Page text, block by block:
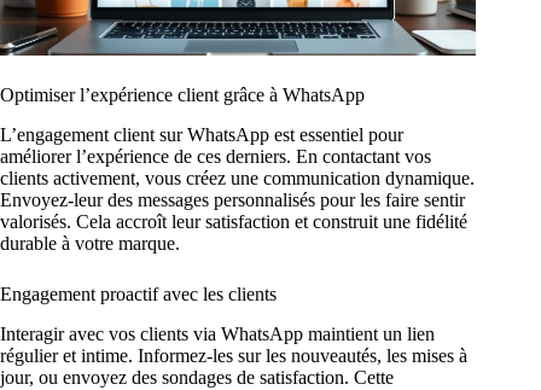
Optimiser l’expérience client grâce à WhatsApp
L’engagement client sur WhatsApp est essentiel pour
améliorer l’expérience de ces derniers. En contactant vos
clients activement, vous créez une communication dynamique.
Envoyez-leur des messages personnalisés pour les faire sentir
valorisés. Cela accroît leur satisfaction et construit une fidélité
durable à votre marque.
Engagement proactif avec les clients
Interagir avec vos clients via WhatsApp maintient un lien
régulier et intime. Informez-les sur les nouveautés, les mises à
jour, ou envoyez des sondages de satisfaction. Cette